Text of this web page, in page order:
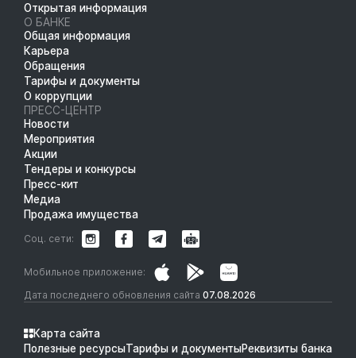
Открытая информация
О БАНКЕ
Общая информация
Карьера
Обращения
Тарифы и документы
О коррупции
ПРЕСС-ЦЕНТР
Новости
Мероприятия
Акции
Тендеры и конкурсы
Пресс-кит
Медиа
Продажа имущества
Дата последнего обновления сайта 07.08.2026
Мобильное приложение:
Соц. сети:
Карта сайта
Полезные ресурсыТарифы и документыРеквизиты банка